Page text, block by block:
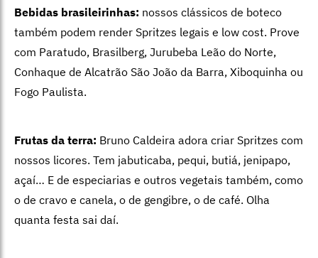
Bebidas brasileirinhas: nossos clássicos de boteco
também podem render Spritzes legais e low cost. Prove
com Paratudo, Brasilberg, Jurubeba Leão do Norte,
Conhaque de Alcatrão São João da Barra, Xiboquinha ou
Fogo Paulista.
Frutas da terra: Bruno Caldeira adora criar Spritzes com
nossos licores. Tem jabuticaba, pequi, butiá, jenipapo,
açaí… E de especiarias e outros vegetais também, como
o de cravo e canela, o de gengibre, o de café. Olha
quanta festa sai daí.